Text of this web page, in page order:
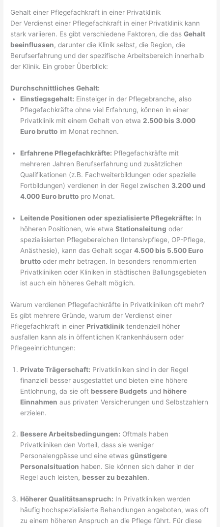
Gehalt einer Pflegefachkraft in einer Privatklinik
Der Verdienst einer Pflegefachkraft in einer Privatklinik kann
stark variieren. Es gibt verschiedene Faktoren, die dasGehalt
beeinflussen, darunter die Klinik selbst, die Region, die
Berufserfahrung und der spezifische Arbeitsbereich innerhalb
der Klinik. Ein grober Überblick:
Durchschnittliches Gehalt:
Einstiegsgehalt: Einsteiger in der Pflegebranche, also
Pflegefachkräfte ohne viel Erfahrung, können in einer
Privatklinik mit einem Gehalt von etwa 2.500 bis 3.000
Euro brutto im Monat rechnen.
Erfahrene Pflegefachkräfte: Pflegefachkräfte mit
mehreren Jahren Berufserfahrung und zusätzlichen
Qualifikationen (z.B. Fachweiterbildungen oder spezielle
Fortbildungen) verdienen in der Regel zwischen 3.200 und
4.000 Euro brutto pro Monat.
Leitende Positionen oder spezialisierte Pflegekräfte: In
höheren Positionen, wie etwaStationsleitung oder
spezialisierten Pflegebereichen (Intensivpflege, OP-Pflege,
Anästhesie), kann das Gehalt sogar4.500 bis 5.500 Euro
brutto oder mehr betragen. In besonders renommierten
Privatkliniken oder Kliniken in städtischen Ballungsgebieten
ist auch ein höheres Gehalt möglich.
Warum verdienen Pflegefachkräfte in Privatkliniken oft mehr?
Es gibt mehrere Gründe, warum der Verdienst einer
Pflegefachkraft in einer Privatklinik tendenziell höher
ausfallen kann als in öffentlichen Krankenhäusern oder
Pflegeeinrichtungen:
Private Trägerschaft: Privatkliniken sind in der Regel
finanziell besser ausgestattet und bieten eine höhere
Entlohnung, da sie oft bessere Budgets und höhere
Einnahmen aus privaten Versicherungen und Selbstzahlern
erzielen.
Bessere Arbeitsbedingungen: Oftmals haben
Privatkliniken den Vorteil, dass sie weniger
Personalengpässe und eine etwasgünstigere
Personalsituation haben. Sie können sich daher in der
Regel auch leisten, besser zu bezahlen.
Höherer Qualitätsanspruch: In Privatkliniken werden
häufig hochspezialisierte Behandlungen angeboten, was oft
zu einem höheren Anspruch an die Pflege führt. Für diese